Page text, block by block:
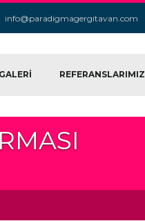
info@paradigmagergitavan.com
GALERİ REFERANSLARIMIZ